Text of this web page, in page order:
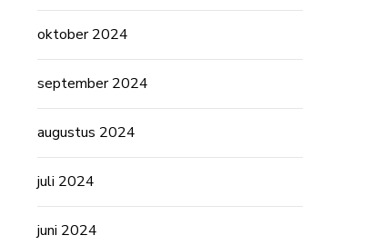
oktober 2024
september 2024
augustus 2024
juli 2024
juni 2024